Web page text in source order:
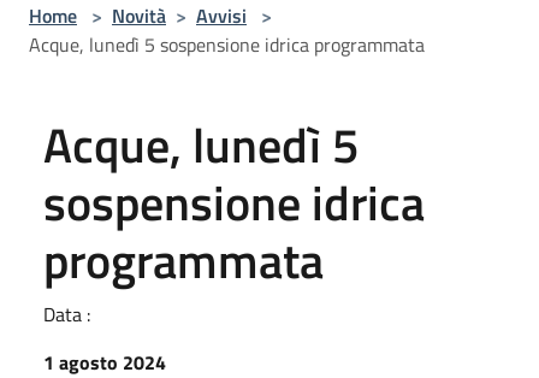
Home > Novità > Avvisi >
Acque, lunedì 5 sospensione idrica programmata
Acque, lunedì 5
sospensione idrica
programmata
Data :
1 agosto 2024